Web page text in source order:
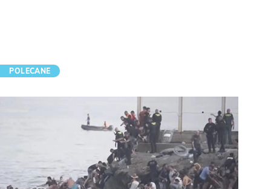
POLECANE